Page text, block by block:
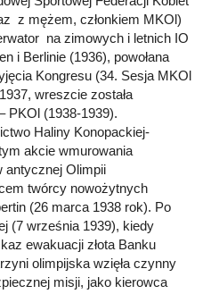
z mężem, członkiem MKOl)
na zimowych i letnich IO
i Berlinie (1936), powołana
Kongresu (34. Sesja MKOl
wreszcie została
PKOl (1938-1939).
Haliny Konopackiej-
akcie wmurowania
antycznej Olimpii
twórcy nowożytnych
(26 marca 1938 rok). Po
(7 września 1939), kiedy
ewakuacji złota Banku
olimpijska wzięła czynny
misji, jako kierowca